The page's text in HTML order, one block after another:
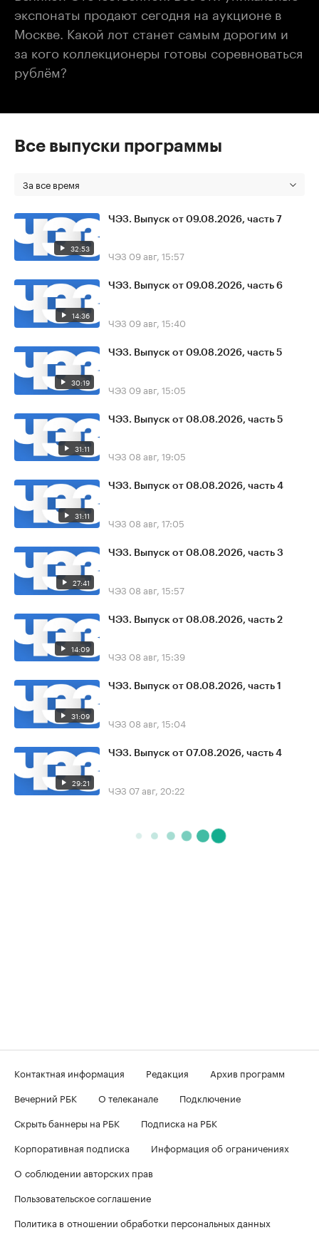
экспонаты продают сегодня на аукционе в
Москве. Какой лот станет самым дорогим и
за кого коллекционеры готовы соревноваться
рублём?
Все выпуски программы
За все время
32:53
ЧЭЗ. Выпуск от 09.08.2026, часть 7
ЧЭЗ 09 авг, 15:57
14:36
ЧЭЗ. Выпуск от 09.08.2026, часть 6
ЧЭЗ 09 авг, 15:40
30:19
ЧЭЗ. Выпуск от 09.08.2026, часть 5
ЧЭЗ 09 авг, 15:05
31:11
ЧЭЗ. Выпуск от 08.08.2026, часть 5
ЧЭЗ 08 авг, 19:05
31:11
ЧЭЗ. Выпуск от 08.08.2026, часть 4
ЧЭЗ 08 авг, 17:05
27:41
ЧЭЗ. Выпуск от 08.08.2026, часть 3
ЧЭЗ 08 авг, 15:57
14:09
ЧЭЗ. Выпуск от 08.08.2026, часть 2
ЧЭЗ 08 авг, 15:39
31:09
ЧЭЗ. Выпуск от 08.08.2026, часть 1
ЧЭЗ 08 авг, 15:04
29:21
ЧЭЗ. Выпуск от 07.08.2026, часть 4
ЧЭЗ 07 авг, 20:22
Контактная информация Редакция
Архив программ
Вечерний РБК
О телеканале
Подключение
Скрыть баннеры на РБК
Подписка на РБК
Корпоративная подписка
Информация об ограничениях
О соблюдении авторских прав
Пользовательское соглашение
Политика в отношении обработки персональных данных